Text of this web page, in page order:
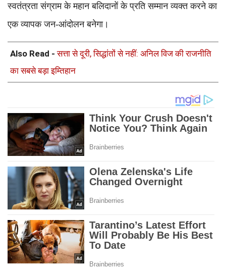
स्वतंत्रता संग्राम के महान बलिदानों के प्रति सम्मान व्यक्त करने का
एक व्यापक जन-आंदोलन बनेगा।
Also Read -सत्ता से दूरी, सिद्धांतों से नहीं: अनिल विज की राजनीति
का सबसे बड़ा इम्तिहान